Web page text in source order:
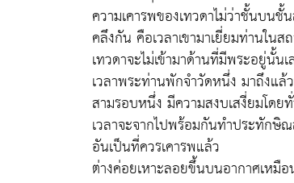
ความเคารพของเทวดาไม่ว่าชั้นบน
คลึงกัน คือเวลาเขามาเยี่ยมท่านใ
เทวดาจะไม่เข้ามาด้านที่มีพระอยู่นั้น
เวลาพระท่านพักจำวัดหนึ่ง มาถึงแ
สามรอบหนึ่ง มีความสงบเสงี่ยมโดย
เวลาจะจากไปพร้อมกันทำประทัก
อันเป็นที่ควรเคารพแล้ว
ต่างค่อยเหาะลอยขึ้นบนอากาศเหมื